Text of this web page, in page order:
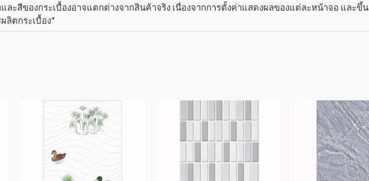
ละสีของกระเบื้องอาจแตกต่างจากสินค้าจริง เนื่องจากการตั้งค่าแสดงผลของแต่ละหน้าจอ และขึ้
ลิตกระเบื้อง*